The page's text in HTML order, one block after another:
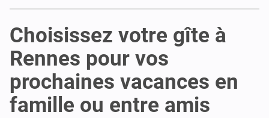
Choisissez votre gîte à
Rennes pour vos
prochaines vacances en
famille ou entre amis